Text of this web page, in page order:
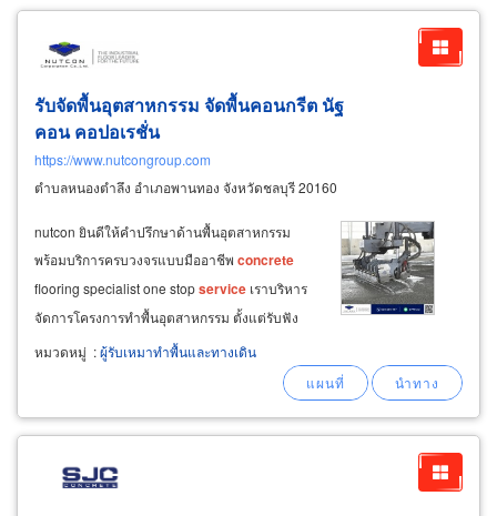
รับจัดพื้นอุตสาหกรรม จัดพื้นคอนกรีต นัฐ
คอน คอปอเรชั่น
https://www.nutcongroup.com
ตำบลหนองตำลึง อำเภอพานทอง จังหวัดชลบุรี 20160
nutcon ยินดีให้คำปรึกษาด้านพื้นอุตสาหกรรม
พร้อมบริการครบวงจรแบบมืออาชีพ concrete
flooring specialist one stopservice เราบริหาร
จัดการโครงการทำพื้นอุตสาหกรรม ตั้งแต่รับฟัง
ความต้องการ สำรวจพื้นที่ เตรียมพื้นที่ วางแผน
การสัญจรของรถโม่ปูนเข้า-ออกพื้นที่ การเข้าแบบ
แบ่งไลน์สัดส่วนการเทพื้นคอนกรีต มีการควบคุม
หมวดหมู่ :ผู้รับเหมาทำพื้นและทางเดิน